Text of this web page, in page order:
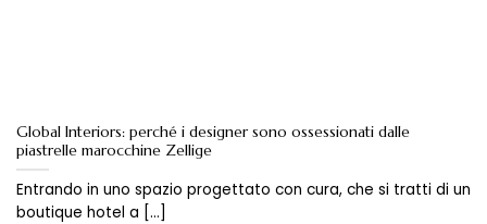
Global Interiors: perché i designer sono ossessionati dalle
piastrelle marocchine Zellige
Entrando in uno spazio progettato con cura, che si tratti di un
boutique hotel a [...]